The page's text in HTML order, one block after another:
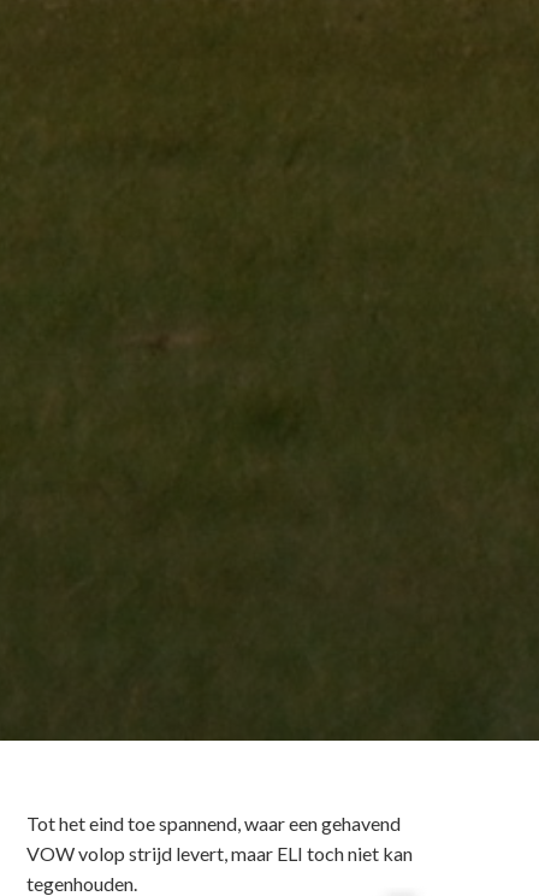
Tot het eind toe spannend, waar een gehavend
VOW volop strijd levert, maar ELI toch niet kan
tegenhouden.